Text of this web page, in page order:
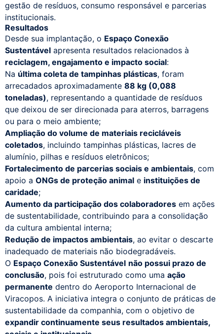
gestão de resíduos, consumo responsável e parcerias
institucionais.
Resultados
Desde sua implantação, o Espaço Conexão
Sustentável apresenta resultados relacionados à
reciclagem, engajamento e impacto social:
Na última coleta de tampinhas plásticas, foram
arrecadados aproximadamente 88 kg (0,088
toneladas), representando a quantidade de resíduos
que deixou de ser direcionada para aterros, barragens
ou para o meio ambiente;
Ampliação do volume de materiais recicláveis
coletados, incluindo tampinhas plásticas, lacres de
alumínio, pilhas e resíduos eletrônicos;
Fortalecimento de parcerias sociais e ambientais, com
apoio a ONGs de proteção animal e instituições de
caridade;
Aumento da participação dos colaboradores em ações
de sustentabilidade, contribuindo para a consolidação
da cultura ambiental interna;
Redução de impactos ambientais, ao evitar o descarte
inadequado de materiais não biodegradáveis.
O Espaço Conexão Sustentável não possui prazo de
conclusão, pois foi estruturado como uma ação
permanente dentro do Aeroporto Internacional de
Viracopos. A iniciativa integra o conjunto de práticas de
sustentabilidade da companhia, com o objetivo de
expandir continuamente seus resultados ambientais,